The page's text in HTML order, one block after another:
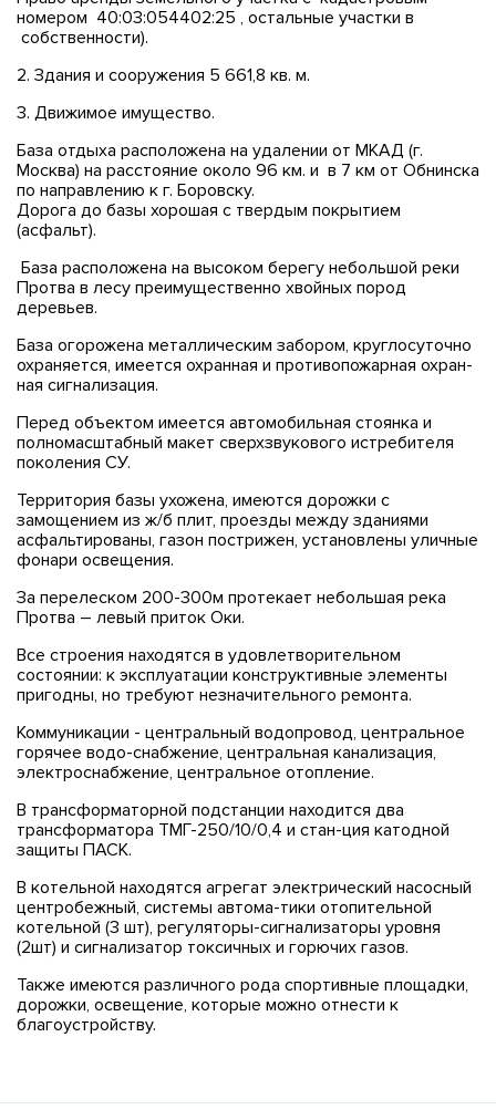
номером 40:03:054402:25 , остальные участки в
собственности).
2. Здания и сооружения 5 661,8 кв. м.
3. Движимое имущество.
База отдыха расположена на удалении от МКАД (г.
Москва) на расстояние около 96 км. и в 7 км от Обнинска
по направлению к г. Боровску.
Дорога до базы хорошая с твердым покрытием
(асфальт).
База расположена на высоком берегу небольшой реки
Протва в лесу преимущественно хвойных пород
деревьев.
База огорожена металлическим забором, круглосуточно
охраняется, имеется охранная и противопожарная охран-
ная сигнализация.
Перед объектом имеется автомобильная стоянка и
полномасштабный макет сверхзвукового истребителя
поколения СУ.
Территория базы ухожена, имеются дорожки с
замощением из ж/б плит, проезды между зданиями
асфальтированы, газон пострижен, установлены уличные
фонари освещения.
За перелеском 200-300м протекает небольшая река
Протва – левый приток Оки.
Все строения находятся в удовлетворительном
состоянии: к эксплуатации конструктивные элементы
пригодны, но требуют незначительного ремонта.
Коммуникации - центральный водопровод, центральное
горячее водо-снабжение, центральная канализация,
электроснабжение, центральное отопление.
В трансформаторной подстанции находится два
трансформатора ТМГ-250/10/0,4 и стан-ция катодной
защиты ПАСК.
В котельной находятся агрегат электрический насосный
центробежный, системы автома-тики отопительной
котельной (3 шт), регуляторы-сигнализаторы уровня
(2шт) и сигнализатор токсичных и горючих газов.
Также имеются различного рода спортивные площадки,
дорожки, освещение, которые можно отнести к
благоустройству.